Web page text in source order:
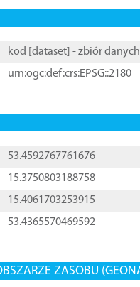
kod [ dataset ] - zbiór danych
urn:ogc:def:crs:EPSG::2180
53.4592767761676
15.3750803188758
15.4061703253915
53.4365570469592
ZASOBU